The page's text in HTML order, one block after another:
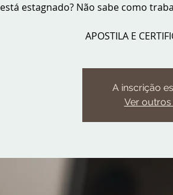
está estagnado? Não sabe como
APOSTILA E
A inscrição
Ver